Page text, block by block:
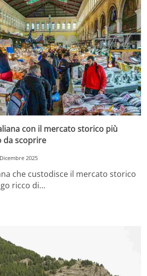
con il mercato storico più
da scoprire
2025
che custodisce il mercato storico
ricco di…